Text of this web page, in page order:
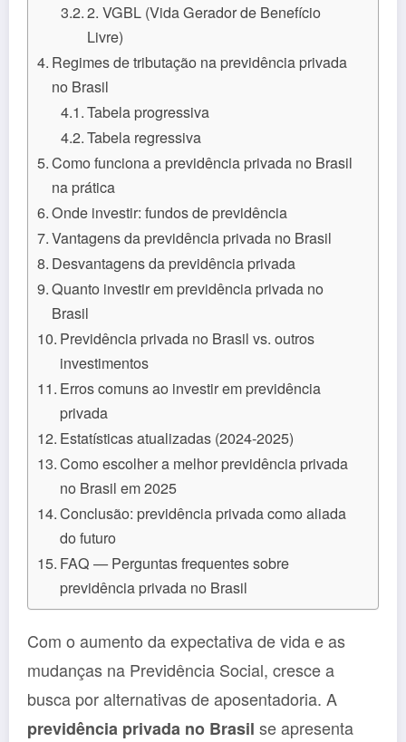
2. VGBL (Vida Gerador de Benefício
Livre)
Regimes de tributação na previdência privada
no Brasil
Tabela progressiva
Tabela regressiva
Como funciona a previdência privada no Brasil
na prática
Onde investir: fundos de previdência
Vantagens da previdência privada no Brasil
Desvantagens da previdência privada
Quanto investir em previdência privada no
Brasil
Previdência privada no Brasil vs. outros
investimentos
Erros comuns ao investir em previdência
privada
Estatísticas atualizadas (2024-2025)
Como escolher a melhor previdência privada
no Brasil em 2025
Conclusão: previdência privada como aliada
do futuro
FAQ — Perguntas frequentes sobre
previdência privada no Brasil
Com o aumento da expectativa de vida e as
mudanças na Previdência Social, cresce a
busca por alternativas de aposentadoria. A
previdência privada no Brasil se apresenta